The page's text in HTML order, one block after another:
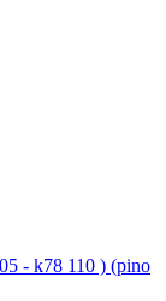
- k78 110 ) (pino